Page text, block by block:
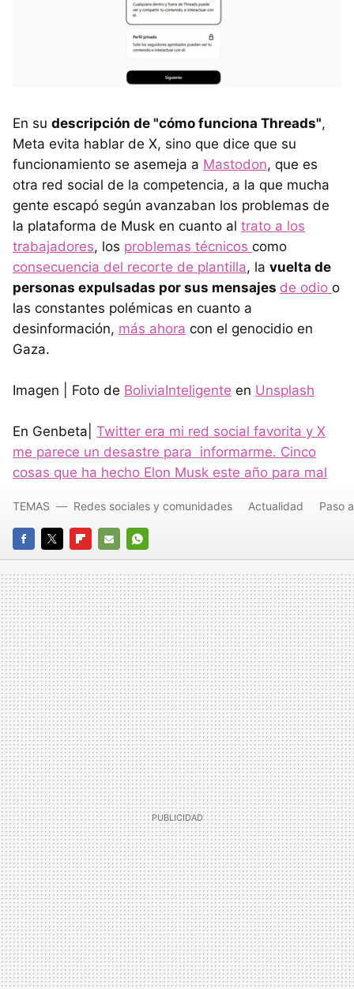
En su descripción de "cómo funciona Threads",
Meta evita hablar de X, sino que dice que su
funcionamiento se asemeja a Mastodon, que es
otra red social de la competencia, a la que mucha
gente escapó según avanzaban los problemas de
la plataforma de Musk en cuanto al trato a los
trabajadores, los problemas técnicos como
consecuencia del recorte de plantilla, la vuelta de
personas expulsadas por sus mensajes de odio o
las constantes polémicas en cuanto a
desinformación, más ahora con el genocidio en
Gaza.
Imagen | Foto de BoliviaInteligente en Unsplash
En Genbeta| Twitter era mi red social favorita y X
me parece un desastre para informarme. Cinco
cosas que ha hecho Elon Musk este año para mal
FACEBOOK
TWITTERFLIPBOARD
E-
MAIL
WHATSAPP
TEMAS Redes sociales y comunidades Actualidad Paso